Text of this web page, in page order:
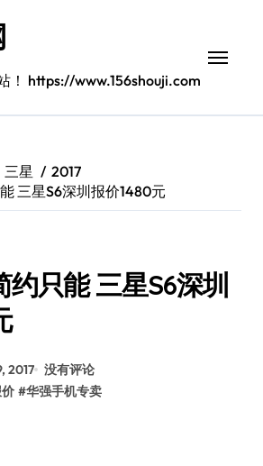
！ https://www.156shouji.com
三星
2017
三星S6深圳报价1480元
只能 三星S6深圳
2017 没有评论
#华强手机专卖